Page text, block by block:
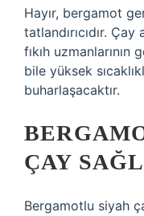
Hayır, bergamot
tatlandırıcıdır.
fıkıh
bile yüksek
buharlaşacaktır.
ÇAY
Bergamotlu siyah